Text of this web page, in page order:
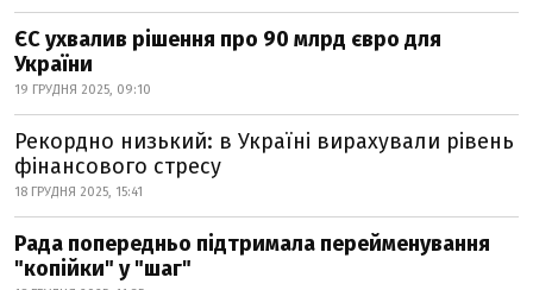
ЄС ухвалив рішення про 90 млрд євро для
України
19 ГРУДНЯ 2025, 09:10
Рекордно низький: в Україні вирахували рівень
фінансового стресу
18 ГРУДНЯ 2025, 15:41
Рада попередньо підтримала перейменування
"копійки" у "шаг"